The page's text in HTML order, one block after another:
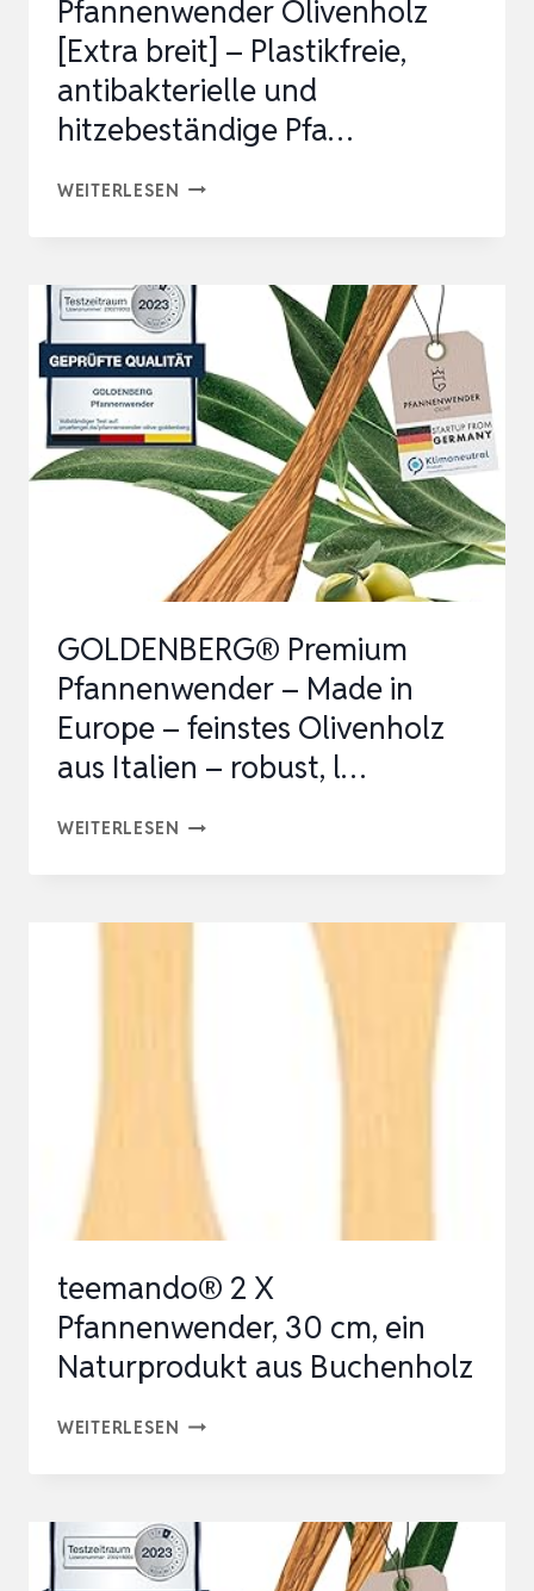
Pfannenwender Olivenholz
[Extra breit] – Plastikfreie,
antibakterielle und
hitzebeständige Pfa…
WEITERLESEN PFANNENWENDER
BREIT]
–
PLASTIKFREIE,
ANTIBAKTERIELLE
UND
HITZEBESTÄNDIGE
PFA…
GOLDENBERG® Premium
Pfannenwender – Made in
Europe – feinstes Olivenholz
aus Italien – robust, l…
WEITERLESEN GOLDENBERG®
OLIVENHOLZ
AUS
ITALIEN
ROBUST,
L…
teemando® 2 X
Pfannenwender, 30 cm, ein
Naturprodukt aus Buchenholz
WEITERLESEN TEEMANDO®
PFANNENWENDER,
30